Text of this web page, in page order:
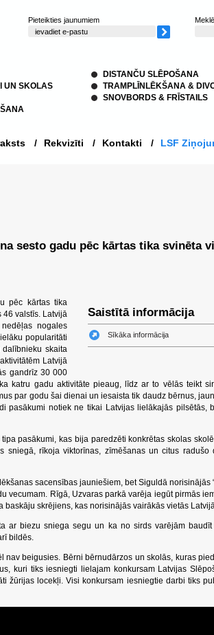
Pieteikties jaunumiem
UN SKOLAS
DISTANČU SLĒPOŠANA
TRAMPLĪNLĒKŠANA &
SNOVBORDS & FRĪSTAILS
/ Rekvizīti / Kontakti / LSF
sesto gadu pēc kārtas tika svinēta
Saistītā informācija
Sīkāka informācija
pēc kārtas tika
46 valstīs. Latvijā
nogales
popularitāti
skaita
Latvijā
gandrīz 30 000
katru gadu aktivitāte pieaug, līdz ar to vēlās teikt
par godu šai dienai un iesaista tik daudz bērnus,
pasākumi notiek ne tikai Latvijas lielākajās pilsētās,
pasākumi, kas bija paredzēti konkrētas skolas
sniegā, rīkoja viktorīnas, zīmēšanas un citus radušo
sacensības jauniešiem, bet Siguldā norisinājās
vecumam. Rīgā, Uzvaras parkā varēja iegūt pirmās
skrējiens, kas norisinājās vairākās vietās
ar biezu sniega segu un ka no sirds varējām baudīt
bildēs.
nav beigusies. Bērni bērnudārzos un skolās, kuras
kuri tiks iesniegti lielajam konkursam Latvijas
žūrijas locekļi. Visi konkursam iesniegtie darbi tiks